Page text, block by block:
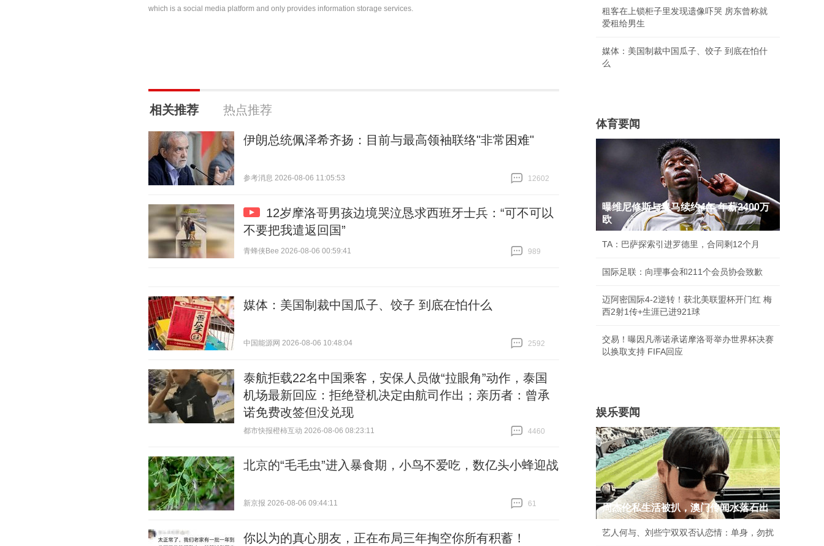
which is a social media platform and only provides information storage services.
相关推荐 热点推荐
伊朗总统佩泽希齐扬：目前与最高领袖联络"非常困难"
参考消息 2026-08-06 11:05:53
12602
12岁摩洛哥男孩边境哭泣恳求西班牙士兵：“可不可以
不要把我遣返回国”
青蜂侠Bee 2026-08-06 00:59:41
989
媒体：美国制裁中国瓜子、饺子 到底在怕什么
中国能源网 2026-08-06 10:48:04
2592
泰航拒载22名中国乘客，安保人员做“拉眼角”动作，泰国
机场最新回应：拒绝登机决定由航司作出；亲历者：曾承
诺免费改签但没兑现
都市快报橙柿互动 2026-08-06 08:23:11
4460
北京的“毛毛虫”进入暴食期，小鸟不爱吃，数亿头小蜂迎战
新京报 2026-08-06 09:44:11
61
你以为的真心朋友，正在布局三年掏空你所有积蓄！
租客在上锁柜子里发现遗像吓哭 房东曾称就
爱租给男生
媒体：美国制裁中国瓜子、饺子 到底在怕什
么
体育要闻
曝维尼修斯与皇马续约4年 年薪2400万
欧
TA：巴萨探索引进罗德里，合同剩12个月
国际足联：向理事会和211个会员协会致歉
迈阿密国际4-2逆转！获北美联盟杯开门红 梅
西2射1传+生涯已进921球
交易！曝因凡蒂诺承诺摩洛哥举办世界杯决赛
以换取支持 FIFA回应
娱乐要闻
周杰伦私生活被扒，澳门传闻水落石出
艺人何与、刘些宁双双否认恋情：单身，勿扰